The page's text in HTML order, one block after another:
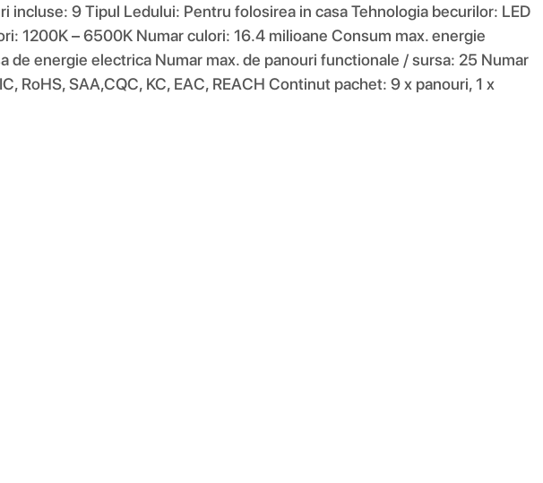
incluse: 9 Tipul Ledului: Pentru folosirea in casa Tehnologia becurilor: LED
1200K – 6500K Numar culori: 16.4 milioane Consum max. energie
energie electrica Numar max. de panouri functionale / sursa: 25 Numar
SAA,CQC, KC, EAC, REACH Continut pachet: 9 x panouri, 1 x